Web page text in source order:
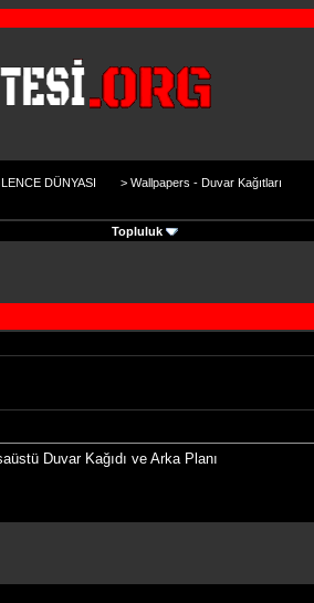
DÜNYASI > Wallpapers - Duvar Kağıtları
Topluluk
Duvar Kağıdı ve Arka Planı